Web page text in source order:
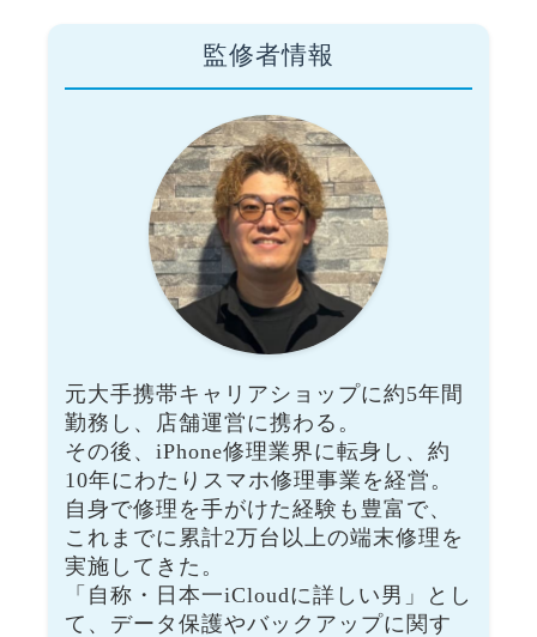
監修者情報
元大手携帯キャリアショップに約5年間
勤務し、店舗運営に携わる。
その後、iPhone修理業界に転身し、約
10年にわたりスマホ修理事業を経営。
自身で修理を手がけた経験も豊富で、
これまでに累計2万台以上の端末修理を
実施してきた。
「自称・日本一iCloudに詳しい男」とし
て、データ保護やバックアップに関す